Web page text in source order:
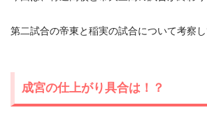
第二試合の帝東と稲実の試合について考察し
成宮の仕上がり具合は！？